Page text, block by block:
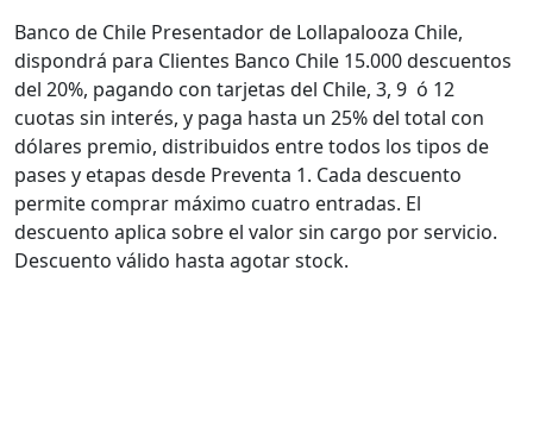
Banco de Chile Presentador de Lollapalooza Chile,
dispondrá para Clientes Banco Chile 15.000 descuentos
del 20%, pagando con tarjetas del Chile, 3, 9 ó 12
cuotas sin interés, y paga hasta un 25% del total con
dólares premio, distribuidos entre todos los tipos de
pases y etapas desde Preventa 1. Cada descuento
permite comprar máximo cuatro entradas. El
descuento aplica sobre el valor sin cargo por servicio.
Descuento válido hasta agotar stock.